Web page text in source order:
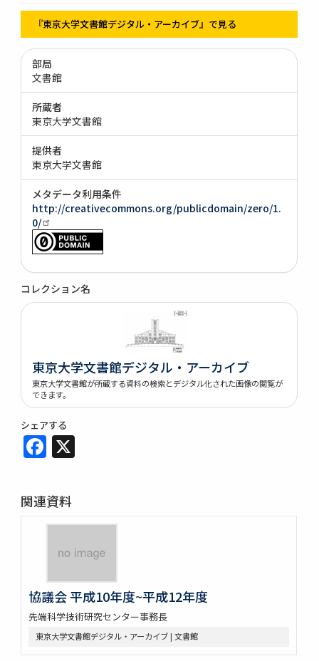
『東京大学文書館デジタル・アーカイブ』で見る
部局
文書館
所蔵者
東京大学文書館
提供者
東京大学文書館
メタデータ利用条件
http://creativecommons.org/publicdomain/zero/1.
0/
コレクション名
東京大学文書館デジタル・アーカイブ
東京大学文書館が所蔵する資料の検索とデジタル化された画像の閲覧が
できます。
シェアする
Facebook
関連資料
協議会 平成10年度~平成12年度
先端科学技術研究センター事務長
東京大学文書館デジタル・アーカイブ | 文書館